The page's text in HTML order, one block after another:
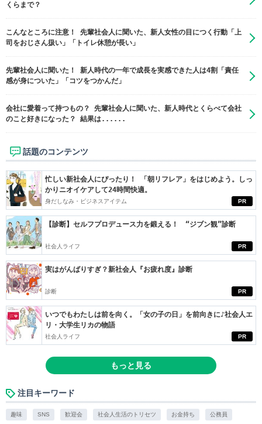
くらまで？
こんなところに注意！ 先輩社会人に聞いた、新人女性の目につく行動「上
司をおじさん扱い」「トイレ休憩が長い」
先輩社会人に聞いた！ 新人時代の一年で成長を実感できた人は4割「責任
感が身についた」「コツをつかんだ」
会社に愛着って持つもの？ 先輩社会人に聞いた、新人時代とくらべて会社
のこと好きになった？ 結果は......
話題のコンテンツ
PR
忙しい新社会人にぴったり！ 「朝リフレア」をはじめよう。しっ
かりニオイケアして24時間快適。
身だしなみ・ビジネスアイテム
PR
【診断】セルフプロデュース力を鍛える！ “ジブン観”診断
社会人ライフ
PR
実はがんばりすぎ？新社会人『お疲れ度』診断
診断
PR
いつでもわたしは前を向く。「女の子の日」を前向きに♪社会人エ
リ・大学生リカの物語
社会人ライフ
もっと見る
注目キーワード
趣味 SNS 歓迎会 社会人生活のトリセツ お金持ち 公務員